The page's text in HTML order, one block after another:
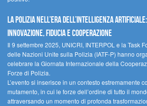
La polizia nell’era dell’Intelligenza
innovazione, fiducia e cooperazione
Il 9 settembre 2025, UNICRI, INTERPOL e la Task
delle Nazioni Unite sulla Polizia (IATF-P) hanno
celebrare la Giornata Internazionale della
Forze di Polizia.
L’evento si inserisce in un contesto estremamente
mutamento, in cui le forze dell’ordine di tutto il
attraversando un momento di profonda